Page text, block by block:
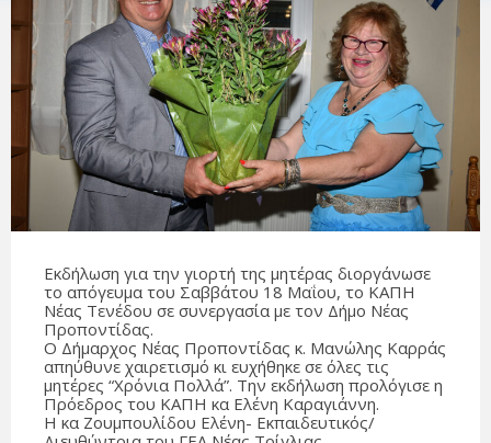
Εκδήλωση για την γιορτή της μητέρας διοργάνωσε
το απόγευμα του Σαββάτου 18 Μαΐου, το ΚΑΠΗ
Νέας Τενέδου σε συνεργασία με τον Δήμο Νέας
Προποντίδας.
Ο Δήμαρχος Νέας Προποντίδας κ. Μανώλης Καρράς
απηύθυνε χαιρετισμό κι ευχήθηκε σε όλες τις
μητέρες “Χρόνια Πολλά”. Την εκδήλωση προλόγισε η
Πρόεδρος του ΚΑΠΗ κα Ελένη Καραγιάννη.
Η κα Ζουμπουλίδου Ελένη- Εκπαιδευτικός/